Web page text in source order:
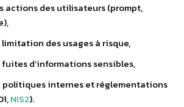
actions des utilisateurs (prompt,
des usages à risque,
d’informations sensibles,
politiques internes et réglementations
NIS2).